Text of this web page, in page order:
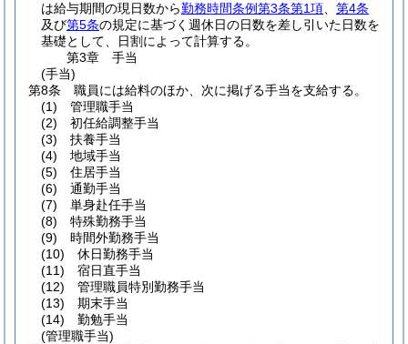
は給与期間の現日数から勤務時間条例第3条第1項
第4条
及び第5条の規定に基づく週休日の日数を差し引いた日数を
基礎として、日割によって計算する。
第3章
手当
(手当)
第8条
職員には給料のほか、次に掲げる手当を支給する。
(1)
管理職手当
(2)
初任給調整手当
(3)
扶養手当
(4)
地域手当
(5)
住居手当
(6)
通勤手当
(7)
単身赴任手当
(8)
特殊勤務手当
(9)
時間外勤務手当
(10)
休日勤務手当
(11)
宿日直手当
(12)
管理職員特別勤務手当
(13)
期末手当
(14)
勤勉手当
(管理職手当)